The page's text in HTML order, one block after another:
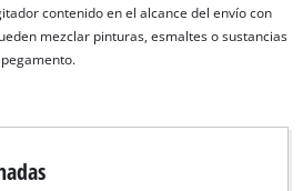
contenido en el alcance del envío con
mezclar pinturas, esmaltes o sustancias